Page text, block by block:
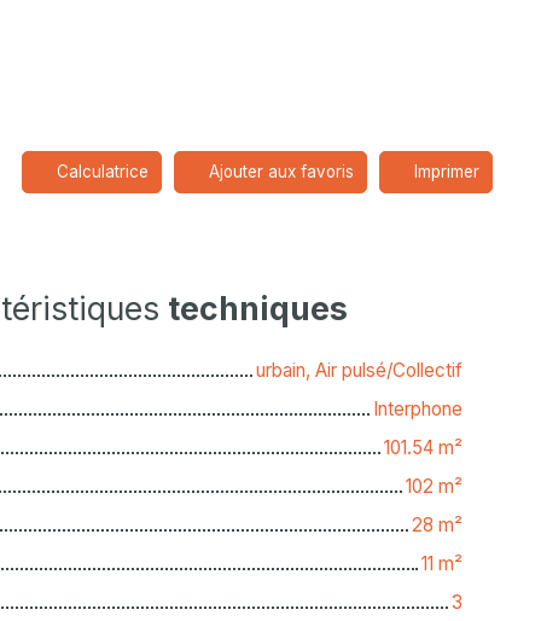
Calculatrice Ajouter aux favoris Imprimer
techniques
urbain, Air pulsé/Collectif
Interphone
101.54 m²
102 m²
28 m²
11 m²
3